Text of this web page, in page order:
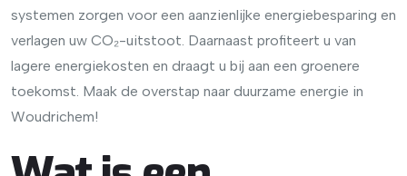
systemen zorgen voor een aanzienlijke energiebesparing en
verlagen uw CO₂-uitstoot. Daarnaast profiteert u van
lagere energiekosten en draagt u bij aan een groenere
toekomst. Maak de overstap naar duurzame energie in
Woudrichem!